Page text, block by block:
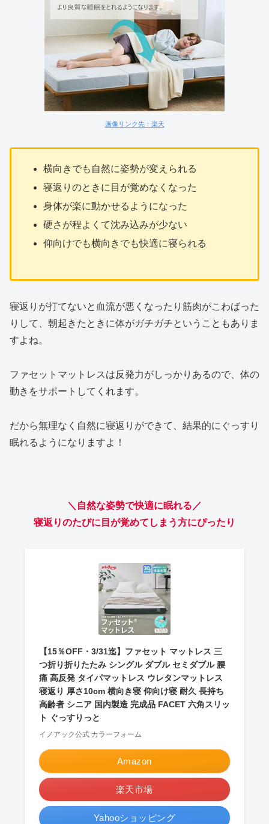
画像リンク先：楽天
横向きでも自然に姿勢が変えられる
寝返りのときに目が覚めなくなった
身体が楽に動かせるようになった
硬さが程よくて沈み込みが少ない
仰向けでも横向きでも快適に寝られる
寝返りが打てないと血流が悪くなったり筋肉がこわばった
りして、朝起きたときに体がガチガチということもありま
すよね。
ファセットマットレスは反発力がしっかりあるので、体の
動きをサポートしてくれます。
だから無理なく自然に寝返りができて、結果的にぐっすり
眠れるようになりますよ！
＼自然な姿勢で快適に眠れる／
寝返りのたびに目が覚めてしまう方にぴったり
【15％OFF・3/31迄】ファセット マットレス 三
つ折り折りたたみ シングル ダブル セミダブル 腰
痛 高反発 タイパマットレス ウレタンマットレス
寝返り 厚さ10cm 横向き寝 仰向け寝 耐久 長持ち
高齢者 シニア 国内製造 完成品 FACET 六角スリッ
ト ぐっすりっと
イノアック公式 カラーフォーム
Amazon
楽天市場
Yahooショッピング